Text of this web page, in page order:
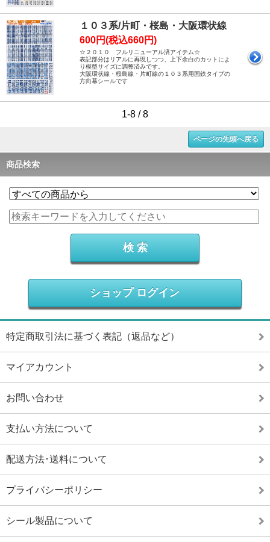
１０３系/片町・桜島・大阪環状線
600円(税込660円)
☆２０１０ フルリニューアル済アイテム☆
表記部分はリアルに再現しつつ、上下余白のカットによ
り模型サイズに調整済みです。
大阪環状線・桜島線・片町線の１０３系用国鉄タイプの
方向幕シールです
1-8 / 8
ページの先頭へ戻る
商品検索
ショップ ログイン
特定商取引法に基づく表記（返品など）
マイアカウント
お問い合わせ
支払い方法について
配送方法･送料について
プライバシーポリシー
シール製品について